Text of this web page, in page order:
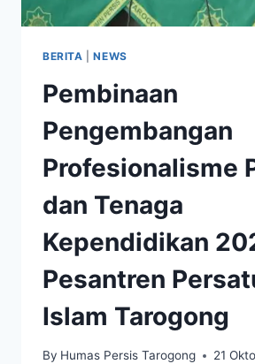
BERITA |NEWS
Pembinaan
Pengembangan
Profesionalisme
dan Tenaga
Kependidikan
Pesantren
Islam Tarogong
By Humas Persis Tarogong 21